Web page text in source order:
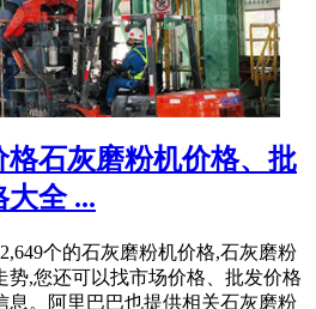
格石灰磨粉机价格、批
全 ...
个的石灰磨粉机价格,石灰磨粉
势,您还可以找市场价格、批发价格
息。阿里巴巴也提供相关石灰磨粉